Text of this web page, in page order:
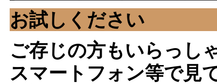
お試しください
ご存じの方もいらっし
スマートフォン等で見